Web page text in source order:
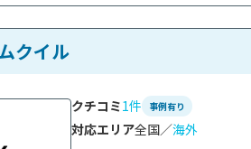
クイル
クチコミ1件 事例有り
対応エリア全国／海外